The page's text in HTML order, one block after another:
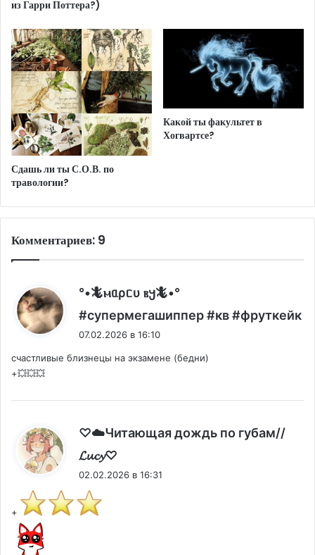
из Гарри Поттера?)
Сдашь ли ты С.О.В. по
травологии?
Какой ты факультет в
Хогвартсе?
Комментариев: 9
°•🦎ⲙᥲρᥴυ ⲃ𐔤🦎•°
#супермегашиппер #кв #фруткейк
07.02.2026 в 16:10
счастливые близнецы на экзамене (бедни)
+💥💥💥
♡☁️Читающая дождь по губам//
𝓛𝓾𝓬𝔂♡
02.02.2026 в 16:31
+